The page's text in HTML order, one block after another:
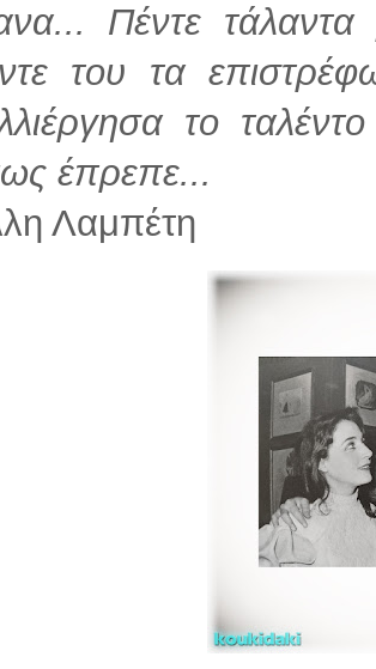
Πέντε
του τα
το
έπρεπε...
Λαμπέτη